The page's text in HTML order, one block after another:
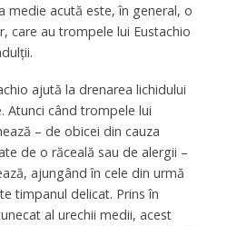
medie acută este, în general, o
care au trompele lui Eustachio
ajută la drenarea lichidului
Atunci când trompele lui
– de obicei din cauza
de o răceală sau de alergii –
ajungând în cele din urmă
timpanul delicat. Prins în
al urechii medii, acest